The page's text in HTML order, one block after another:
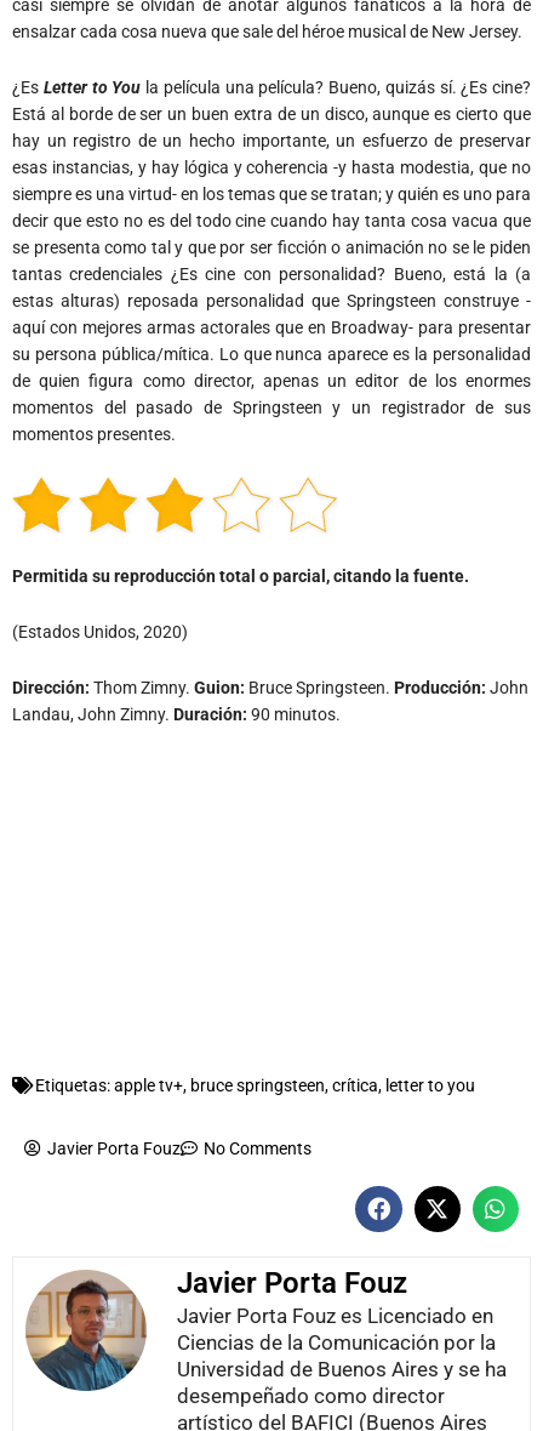
casi siempre se olvidan de anotar algunos fanáticos a la hora de
ensalzar cada cosa nueva que sale del héroe musical de New Jersey.
¿Es Letter to You la película una película? Bueno, quizás sí. ¿Es cine?
Está al borde de ser un buen extra de un disco, aunque es cierto que
hay un registro de un hecho importante, un esfuerzo de preservar
esas instancias, y hay lógica y coherencia -y hasta modestia, que no
siempre es una virtud- en los temas que se tratan; y quién es uno para
decir que esto no es del todo cine cuando hay tanta cosa vacua que
se presenta como tal y que por ser ficción o animación no se le piden
tantas credenciales ¿Es cine con personalidad? Bueno, está la (a
estas alturas) reposada personalidad que Springsteen construye -
aquí con mejores armas actorales que en Broadway- para presentar
su persona pública/mítica. Lo que nunca aparece es la personalidad
de quien figura como director, apenas un editor de los enormes
momentos del pasado de Springsteen y un registrador de sus
momentos presentes.
Permitida su reproducción total o parcial, citando la fuente.
(Estados Unidos, 2020)
Dirección: Thom Zimny. Guion: Bruce Springsteen. Producción: John
Landau, John Zimny. Duración: 90 minutos.
Etiquetas:apple tv+, bruce springsteen,crítica, letter to you
Javier Porta Fouz No Comments
Javier Porta Fouz
Javier Porta Fouz es Licenciado en
Ciencias de la Comunicación por la
Universidad de Buenos Aires y se ha
desempeñado como director
artístico del BAFICI (Buenos Aires